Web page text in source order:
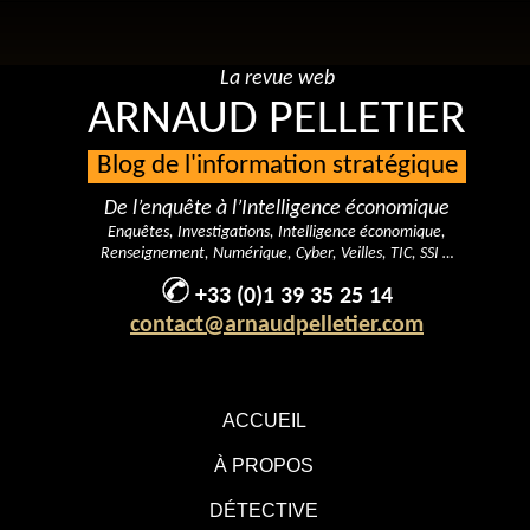
ACCUEIL
À PROPOS
DÉTECTIVE
La revue web
ARNAUD PELLETIER
Blog de l'information stratégique
De l’enquête à l’Intelligence économique
Enquêtes, Investigations, Intelligence économique,
Renseignement, Numérique, Cyber, Veilles, TIC, SSI …
+33 (0)1 39 35 25 14
contact@arnaudpelletier.com